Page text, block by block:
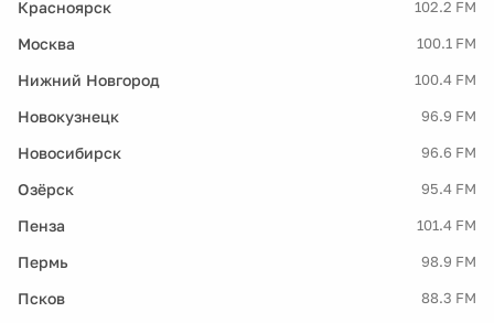
Красноярск 102.2 FM
Москва 100.1 FM
Нижний Новгород 100.4 FM
Новокузнецк 96.9 FM
Новосибирск 96.6 FM
Озёрск 95.4 FM
Пенза 101.4 FM
Пермь 98.9 FM
Псков 88.3 FM